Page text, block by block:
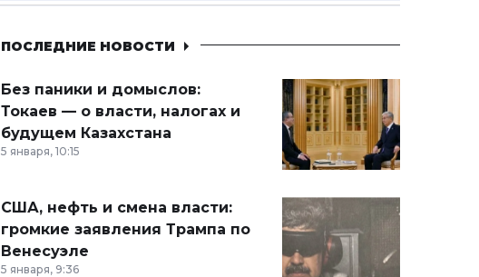
ПОСЛЕДНИЕ НОВОСТИ
Без паники и домыслов:
Токаев — о власти, налогах и
будущем Казахстана
5 января, 10:15
США, нефть и смена власти:
громкие заявления Трампа по
Венесуэле
5 января, 9:36